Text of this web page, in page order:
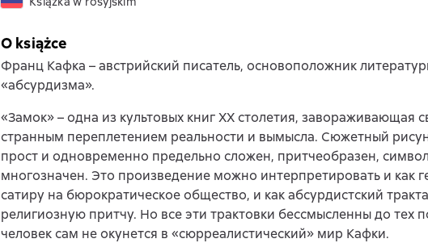
O książce
Франц Кафка – австрийский писатель, основоположник
«абсурдизма».
«Замок» – одна из культовых книг ХХ столетия, завораживающая
странным переплетением реальности и вымысла. Сюжетный
прост и одновременно предельно сложен, притчеобразен,
многозначен. Это произведение можно интерпретировать и как
сатиру на бюрократическое общество, и как абсурдистский
религиозную притчу. Но все эти трактовки бессмысленны до тех
человек сам не окунется в «сюрреалистический» мир Кафки.